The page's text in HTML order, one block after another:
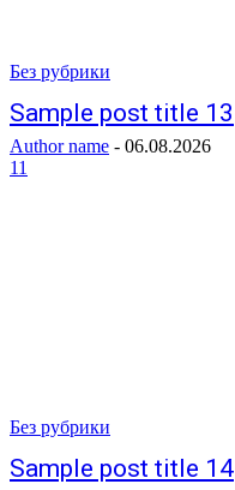
Без рубрики
Sample post title 13
Author name - 06.08.2026
11
Без рубрики
Sample post title 14